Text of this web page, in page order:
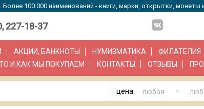
100.000 наименований - книги, марки, открытки, монеты
227-18-37
АКЦИИ, БАНКНОТЫ НУМИЗМАТИКА ФИЛАТЕЛИЯ
И КАК МЫ ПОКУПАЕМ КОНТАКТЫ ОТЗЫВЫ
цена: -